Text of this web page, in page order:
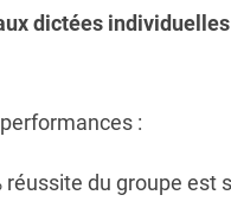
dictées
:
réussite du groupe est